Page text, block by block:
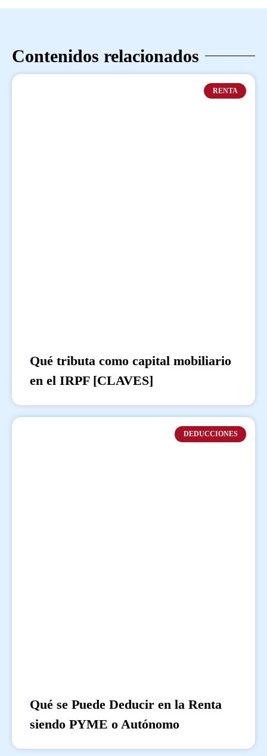
Contenidos relacionados
RENTA
Qué tributa como capital mobiliario
en el IRPF [CLAVES]
DEDUCCIONES
Qué se Puede Deducir en la Renta
siendo PYME o Autónomo